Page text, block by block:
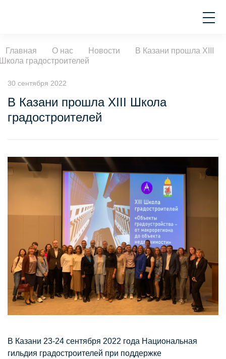
Главная О нас Новости
В Казани прошла XIII
градостроителей
30 сентября 2022
В Казани прошла XIII Школа
градостроителей
В Казани 23-24 сентября 2022 года Национальная
гильдия градостроителей при поддержке